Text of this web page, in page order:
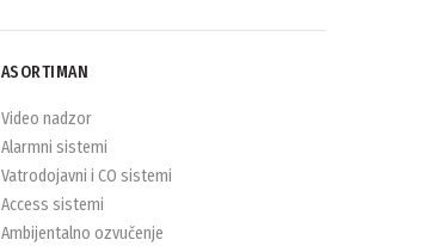
ASORTIMAN
Video nadzor
Alarmni sistemi
Vatrodojavni i CO sistemi
Access sistemi
Ambijentalno ozvučenje